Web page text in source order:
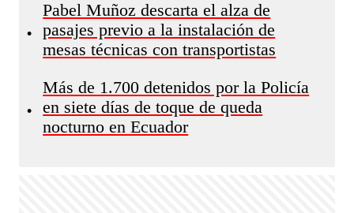
•
Pabel Muñoz descarta el alza de
pasajes previo a la instalación de
mesas técnicas con transportistas
•
Más de 1.700 detenidos por la Policía
en siete días de toque de queda
nocturno en Ecuador